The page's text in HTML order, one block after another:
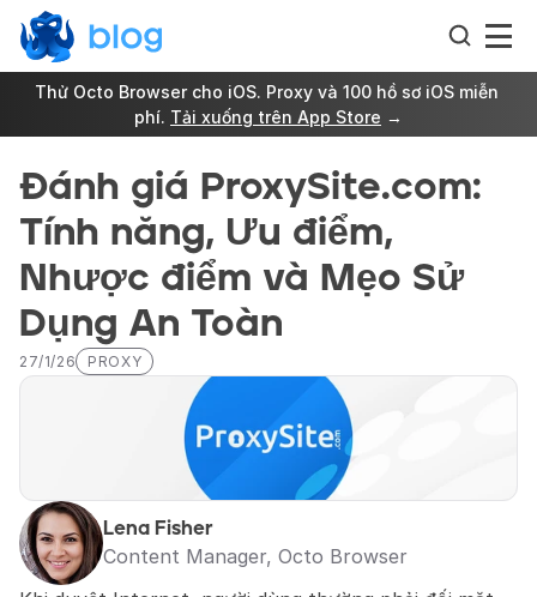
Thử Octo Browser cho iOS. Proxy và 100 hồ sơ iOS miễn
phí. Tải xuống trên App Store →
Đánh giá ProxySite.com:
Tính năng, Ưu điểm,
Nhược điểm và Mẹo Sử
Dụng An Toàn
27/1/26 PROXY
Lena Fisher
Content Manager, Octo Browser